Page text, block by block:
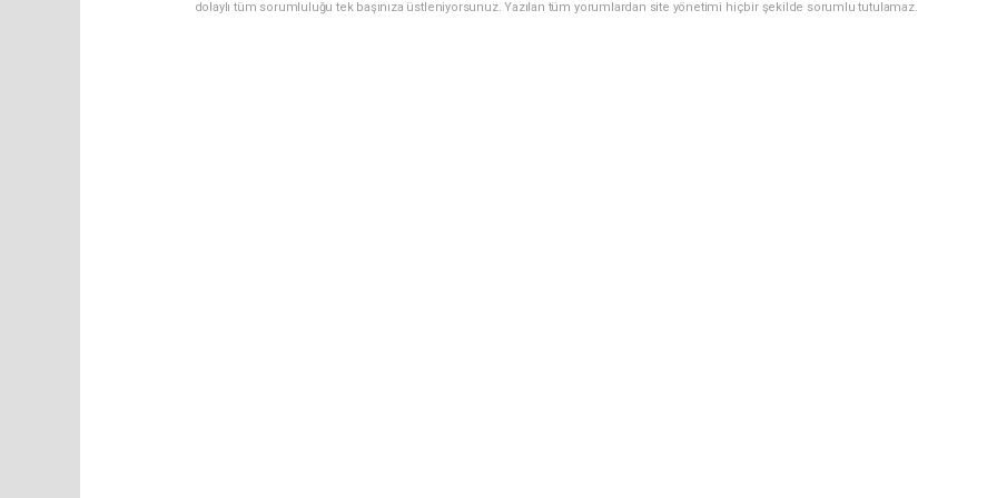
dolaylı tüm sorumluluğu tek başınıza üstleniyorsunuz. Yazılan tüm yorumlardan site yönetimi hiçbir şekilde sorumlu tutulamaz.